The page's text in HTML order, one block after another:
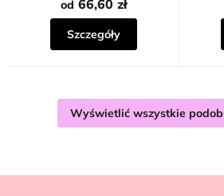
od 66,60 zł
Szczegóły
Wyświetlić wszystkie